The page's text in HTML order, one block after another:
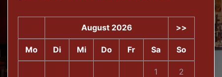
August 2026 >>
Mo Di Mi Do Fr Sa So
1 2